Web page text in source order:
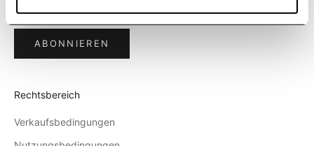
ABONNIEREN
Rechtsbereich
Verkaufsbedingungen